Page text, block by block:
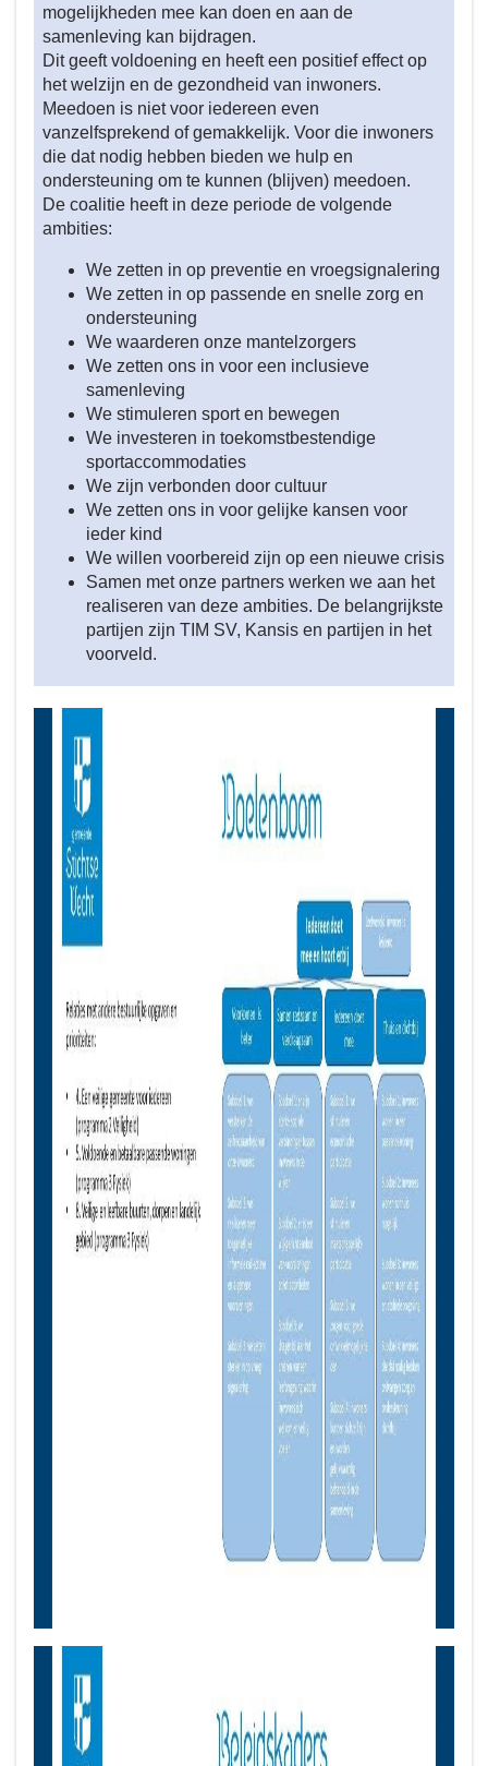
hebben
bereikt
2024?
programma
Wat
hebben
bereikt
Iedereen
mogelijkheden mee kan doen en aan de
samenleving kan bijdragen.
Dit geeft voldoening en heeft een positief effect op
het welzijn en de gezondheid van inwoners.
Meedoen is niet voor iedereen even
vanzelfsprekend of gemakkelijk. Voor die inwoners
die dat nodig hebben bieden we hulp en
ondersteuning om te kunnen (blijven) meedoen.
De coalitie heeft in deze periode de volgende
ambities:
We zetten in op preventie en vroegsignalering
We zetten in op passende en snelle zorg en
ondersteuning
We waarderen onze mantelzorgers
We zetten ons in voor een inclusieve
samenleving
We stimuleren sport en bewegen
We investeren in toekomstbestendige
sportaccommodaties
We zijn verbonden door cultuur
We zetten ons in voor gelijke kansen voor
ieder kind
We willen voorbereid zijn op een nieuwe crisis
Samen met onze partners werken we aan het
realiseren van deze ambities. De belangrijkste
partijen zijn TIM SV, Kansis en partijen in het
voorveld.